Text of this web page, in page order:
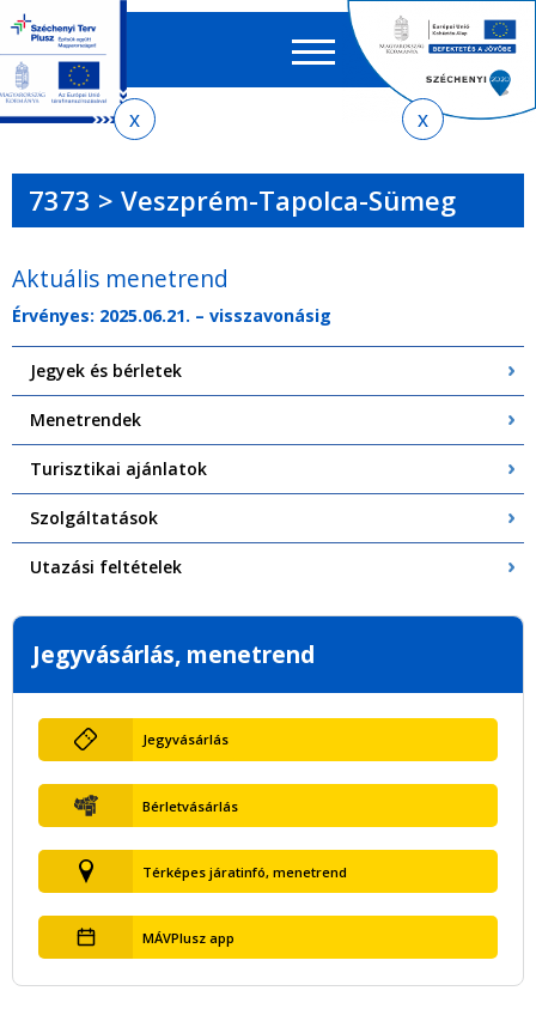
menetrendkeresőhöz
almenühöz
tartalomra
oldaltérképre
EN HU
űrlap
7373 > Veszprém-Tapolca-Sümeg
Aktuális menetrend
Érvényes: 2025.06.21. – visszavonásig
Jegyek és bérletek
Menetrendek
Turisztikai ajánlatok
Szolgáltatások
Utazási feltételek
Jegyvásárlás, menetrend
Jegyvásárlás
Bérletvásárlás
Térképes járatinfó, menetrend
MÁVPlusz app